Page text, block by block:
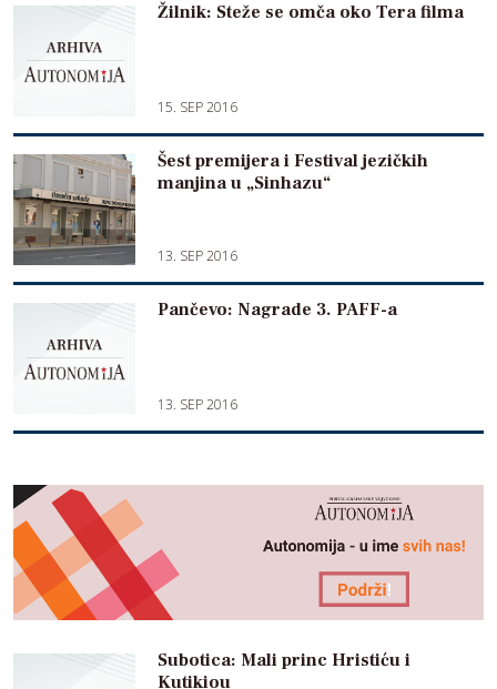
Žilnik: Steže se omča oko Tera filma
15. SEP 2016
Šest premijera i Festival jezičkih
manjina u „Sinhazu“
13. SEP 2016
Pančevo: Nagrade 3. PAFF-a
13. SEP 2016
Subotica: Mali princ Hristiću i
Kutikiou